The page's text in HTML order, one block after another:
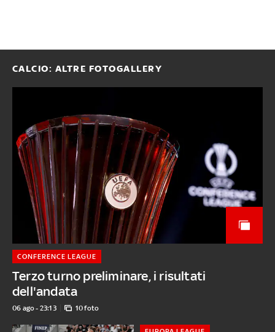
CALCIO: ALTRE FOTOGALLERY
Terzo turno preliminare, i risultati
dell'andata
CONFERENCE LEAGUE
06 ago - 23:13 10 foto